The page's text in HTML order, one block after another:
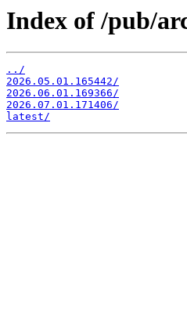
Index of /pub/
../
2026.05.01.165442/
2026.06.01.169366/
2026.07.01.171406/
latest/